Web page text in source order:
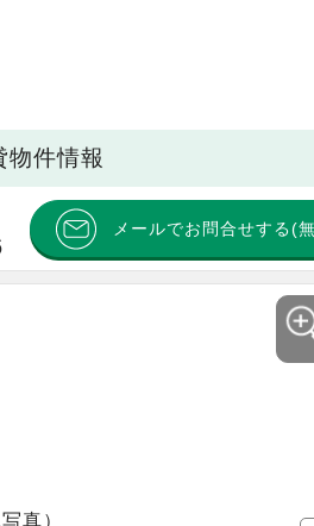
物件情報
メールでお問合せする(